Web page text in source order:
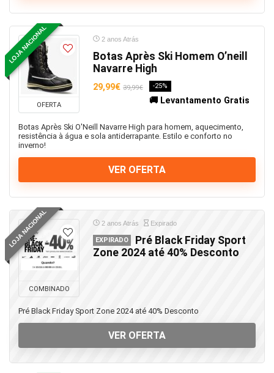
LOJA NACIONAL
OFERTA
2 anos Atrás
Botas Après Ski Homem O’neill
Navarre High
29,99€ 39,99€ -25%
🚚 Levantamento Gratis
Botas Après Ski O'Neill Navarre High para homem, aquecimento,
resistência à água e sola antiderrapante. Estilo e conforto no
inverno!
VER OFERTA
LOJA NACIONAL
COMBINADO
2 anos Atrás Expirado
EXPIRADO
Pré Black Friday Sport
Zone 2024 até 40% Desconto
Pré Black Friday Sport Zone 2024 até 40% Desconto
VER OFERTA